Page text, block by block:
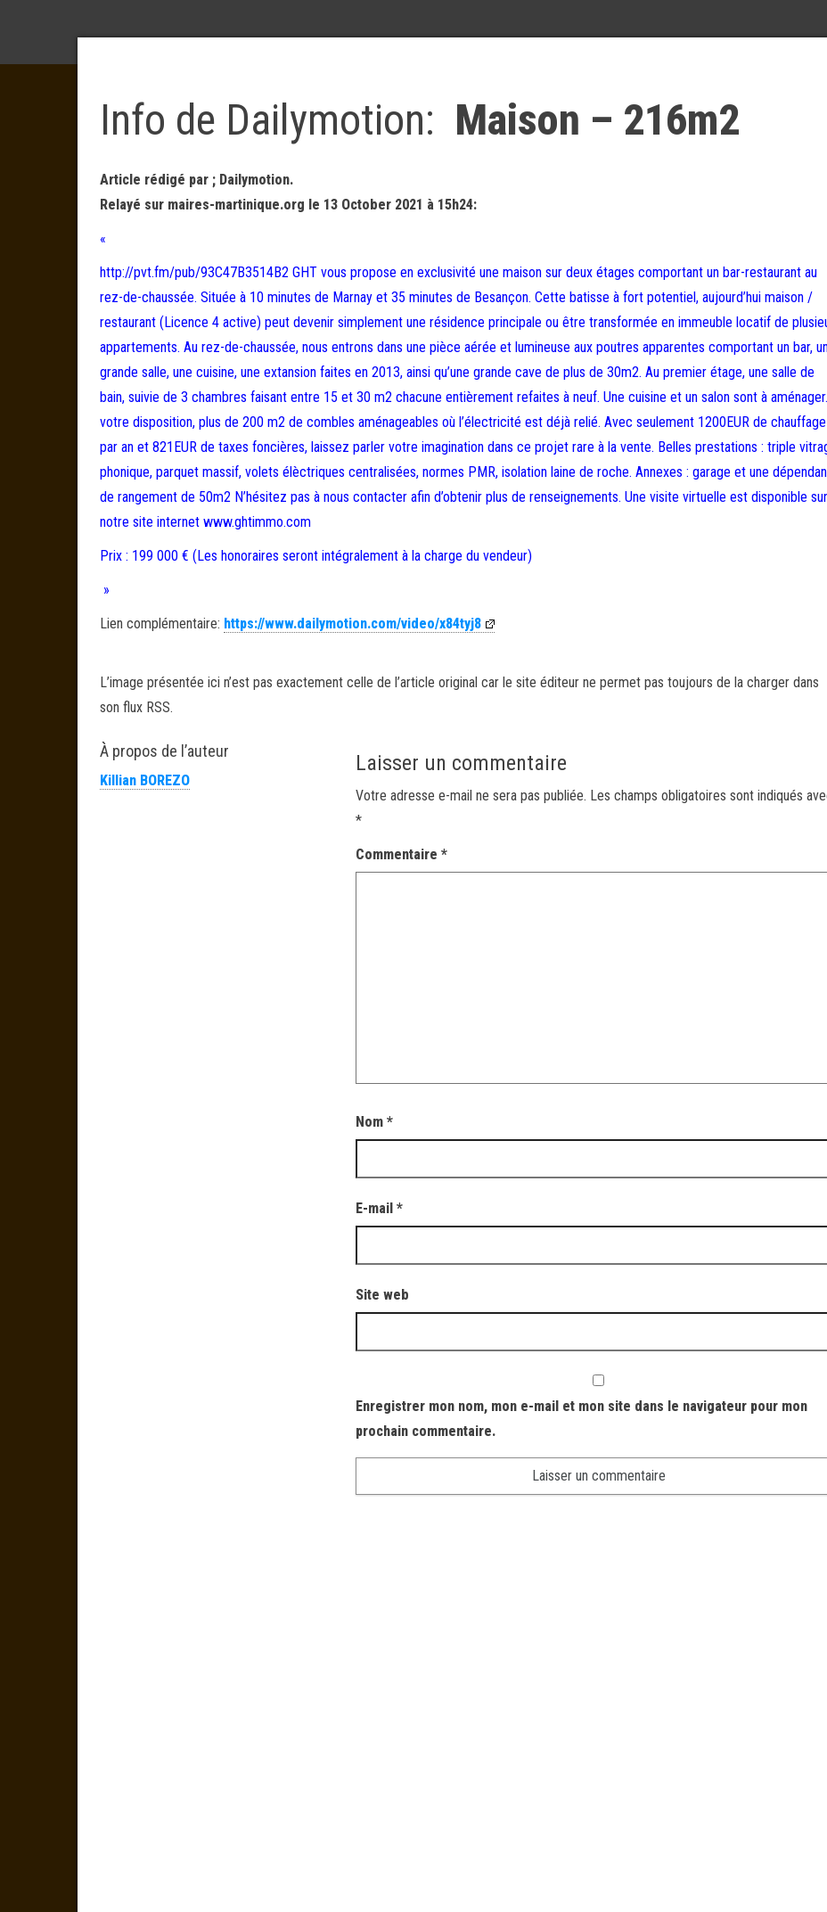
Info de Dailymotion: Maison – 216m2
Article rédigé par ; Dailymotion.
Relayé sur maires-martinique.org le 13 October 2021 à 15h24:
«
http://pvt.fm/pub/93C47B3514B2 GHT vous propose en exclusivité une maison sur deux étages comportant un bar-restaurant au
rez-de-chaussée. Située à 10 minutes de Marnay et 35 minutes de Besançon. Cette batisse à fort potentiel, aujourd’hui maison /
restaurant (Licence 4 active) peut devenir simplement une résidence principale ou être transformée en immeuble locatif de
appartements. Au rez-de-chaussée, nous entrons dans une pièce aérée et lumineuse aux poutres apparentes comportant un bar,
grande salle, une cuisine, une extansion faites en 2013, ainsi qu’une grande cave de plus de 30m2. Au premier étage, une salle de
bain, suivie de 3 chambres faisant entre 15 et 30 m2 chacune entièrement refaites à neuf. Une cuisine et un salon sont à
votre disposition, plus de 200 m2 de combles aménageables où l’électricité est déjà relié. Avec seulement 1200EUR de chauffage
par an et 821EUR de taxes foncières, laissez parler votre imagination dans ce projet rare à la vente. Belles prestations : triple
phonique, parquet massif, volets élèctriques centralisées, normes PMR, isolation laine de roche. Annexes : garage et une
de rangement de 50m2 N’hésitez pas à nous contacter afin d’obtenir plus de renseignements. Une visite virtuelle est disponible sur
notre site internet www.ghtimmo.com
Prix : 199 000 € (Les honoraires seront intégralement à la charge du vendeur)
»
Lien complémentaire: https://www.dailymotion.com/video/x84tyj8
L’image présentée ici n’est pas exactement celle de l’article original car le site éditeur ne permet pas toujours de la charger dans
son flux RSS.
À propos de l’auteur
Killian BOREZO
Laisser un commentaire
Votre adresse e-mail ne sera pas publiée. Les champs obligatoires sont indiqués
*
Commentaire*
Nom*
E-mail*
Site web
Enregistrer mon nom, mon e-mail et mon site dans le navigateur pour mon
prochain commentaire.